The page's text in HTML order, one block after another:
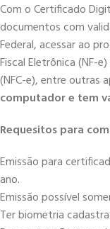
Com o Certificado
documentos com
Federal, acessar ao
Fiscal Eletrônica (NF-
(NFC-e), entre outras
computador e tem
Requesitos para
Emissão para
ano.
Emissão possível
Ter biometria